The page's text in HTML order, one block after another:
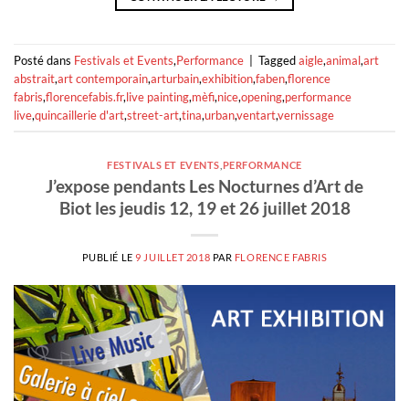
Posté dans Festivals et Events,Performance Taggedaigle,animal,art
abstrait,art contemporain,arturbain,exhibition,faben,florence
fabris,florencefabis.fr,live painting,mèfi,nice,opening,performance
live,quincaillerie d'art,street-art,tina,urban,ventart,vernissage
FESTIVALS ET EVENTS PERFORMANCE
J’expose pendants Les Nocturnes d’Art de
Biot les jeudis 12, 19 et 26 juillet 2018
PUBLIÉ LE9 JUILLET 2018 PAR FLORENCE FABRIS